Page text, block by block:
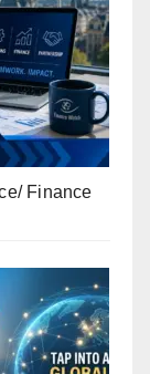
Finance